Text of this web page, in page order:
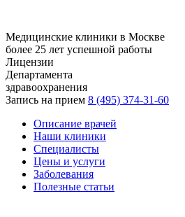
Медицинские клиники в Москве
более 25 лет успешной работы
Лицензии
Департамента
здравоохранения
Запись на прием 8 (495) 374-31-60
Описание врачей
Наши клиники
Специалисты
Цены и услуги
Заболевания
Полезные статьи